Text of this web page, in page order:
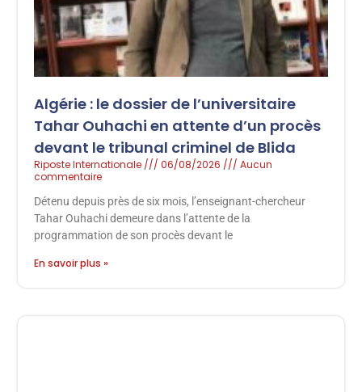
Algérie : le dossier de l’universitaire
Tahar Ouhachi en attente d’un procès
devant le tribunal criminel de Blida
Riposte Internationale 06/08/2026
Aucun
commentaire
Détenu depuis près de six mois, l’enseignant-chercheur
Tahar Ouhachi demeure dans l’attente de la
programmation de son procès devant le
En savoir plus »